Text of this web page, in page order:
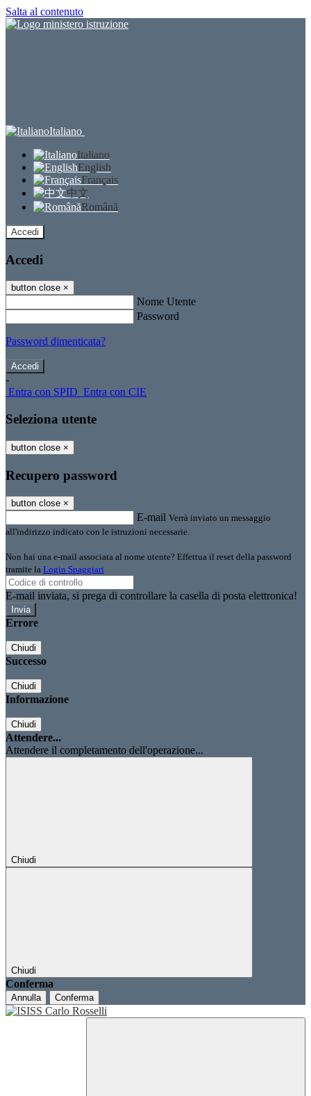
Salta al contenuto
Italiano
Italiano
English
Français
中文
Română
Accedi
Accedi
button close ×
Nome Utente
Password
Password dimenticata?
-
Entra con SPID Entra con CIE
Seleziona utente
button close ×
Recupero password
button close ×
E-mail Verrà inviato un messaggio
all'indirizzo indicato con le istruzioni necessarie.
Non hai una e-mail associata al nome utente? Effettua il reset della password
tramite la Login Spaggiari
E-mail inviata, si prega di controllare la casella di posta elettronica!
Errore
Chiudi
Successo
Chiudi
Informazione
Chiudi
Attendere...
Attendere il completamento dell'operazione...
Chiudi
Chiudi
Conferma
Annulla Conferma